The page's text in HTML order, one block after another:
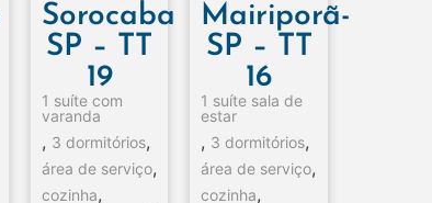
Sorocaba
SP – TT
19
1 suíte com
varanda
, 3 dormitórios,
área de serviço,
cozinha,
Mairiporã-
SP – TT
16
1 suíte sala de
estar
, 3 dormitórios,
área de serviço,
cozinha,